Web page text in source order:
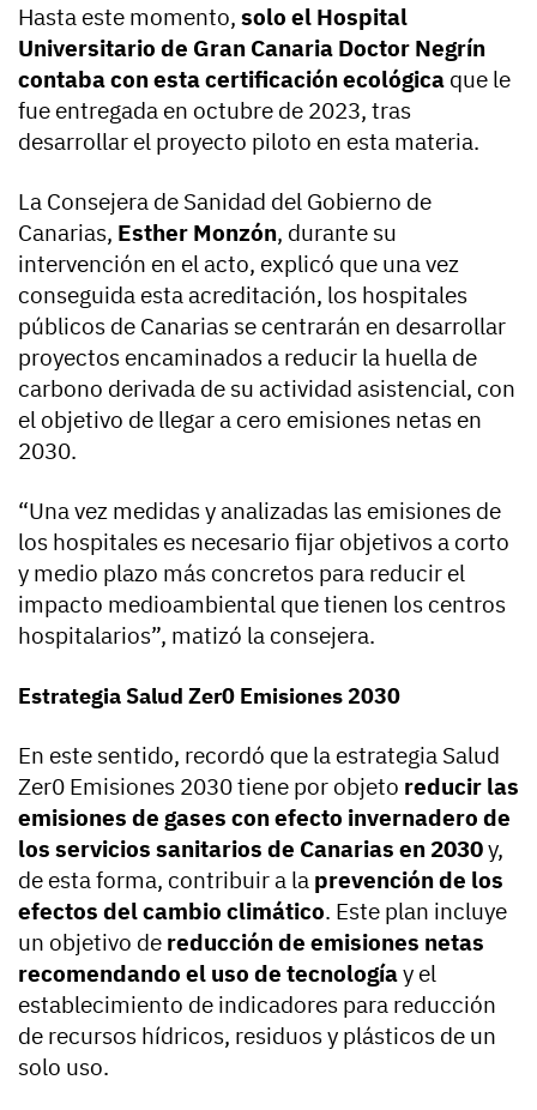
Hasta este momento, solo el Hospital
Universitario de Gran Canaria Doctor Negrín
contaba con esta certificación ecológica que le
fue entregada en octubre de 2023, tras
desarrollar el proyecto piloto en esta materia.
La Consejera de Sanidad del Gobierno de
Canarias, Esther Monzón, durante su
intervención en el acto, explicó que una vez
conseguida esta acreditación, los hospitales
públicos de Canarias se centrarán en desarrollar
proyectos encaminados a reducir la huella de
carbono derivada de su actividad asistencial, con
el objetivo de llegar a cero emisiones netas en
2030.
“Una vez medidas y analizadas las emisiones de
los hospitales es necesario fijar objetivos a corto
y medio plazo más concretos para reducir el
impacto medioambiental que tienen los centros
hospitalarios”, matizó la consejera.
Estrategia Salud Zer0 Emisiones 2030
En este sentido, recordó que la estrategia Salud
Zer0 Emisiones 2030 tiene por objeto reducir las
emisiones de gases con efecto invernadero de
los servicios sanitarios de Canarias en 2030y,
de esta forma, contribuir a la prevención de los
efectos del cambio climático. Este plan incluye
un objetivo de reducción de emisiones netas
recomendando el uso de tecnologíay el
establecimiento de indicadores para reducción
de recursos hídricos, residuos y plásticos de un
solo uso.